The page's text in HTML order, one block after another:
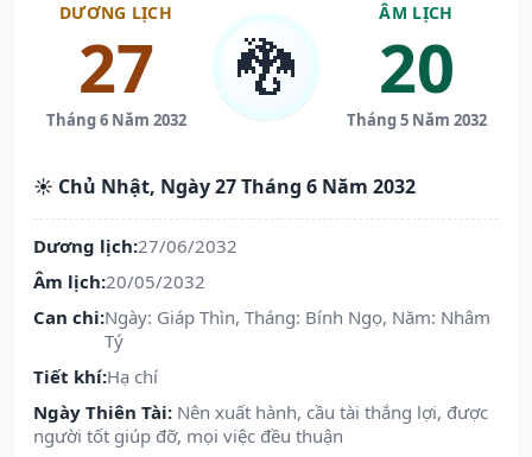
DƯƠNG LỊCH
27
Tháng 6 Năm 2032
🐉
ÂM LỊCH
20
Tháng 5 Năm 2032
☀️ Chủ Nhật, Ngày 27 Tháng 6 Năm 2032
Dương lịch:27/06/2032
Âm lịch:20/05/2032
Can chi:Ngày: Giáp Thìn, Tháng: Bính Ngọ, Năm: Nhâm
Tý
Tiết khí:Hạ chí
Ngày Thiên Tài: Nên xuất hành, cầu tài thắng lợi, được
người tốt giúp đỡ, mọi việc đều thuận